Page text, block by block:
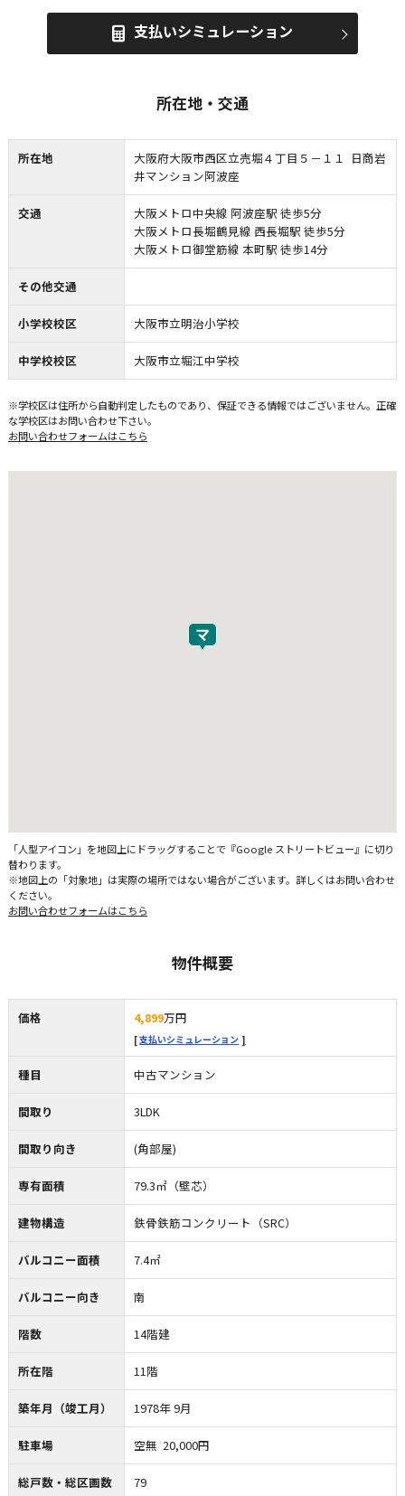
支払いシミュレーション
所在地・交通
所在地
大阪府大阪市西区立売堀４丁目５－１１ 日商岩
井マンション阿波座
交通
大阪メトロ中央線 阿波座駅 徒歩5分
大阪メトロ長堀鶴見線 西長堀駅 徒歩5分
大阪メトロ御堂筋線 本町駅 徒歩14分
その他交通
小学校校区 大阪市立明治小学校
中学校校区 大阪市立堀江中学校
※学校区は住所から自動判定したものであり、保証できる情報ではございません。正確
な学校区はお問い合わせ下さい。
お問い合わせフォームはこちら
「人型アイコン」を地図上にドラッグすることで『Google ストリートビュー』に切り
替わります。
※地図上の「対象地」は実際の場所ではない場合がございます。詳しくはお問い合わせ
ください。
お問い合わせフォームはこちら
物件概要
価格 4,899万円
支払いシミュレーション
種目 中古マンション
間取り 3LDK
間取り向き (角部屋)
専有面積 79.3㎡（壁芯）
建物構造 鉄骨鉄筋コンクリート（SRC）
バルコニー面積 7.4㎡
バルコニー向き 南
階数 14階建
所在階 11階
築年月（竣工月） 1978年 9月
駐車場 空無 20,000円
総戸数・総区画数 79